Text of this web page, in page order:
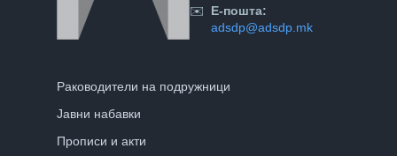
✉️
Е-пошта:
adsdp@adsdp.mk
Раководители на подружници
Јавни набавки
Прописи и акти